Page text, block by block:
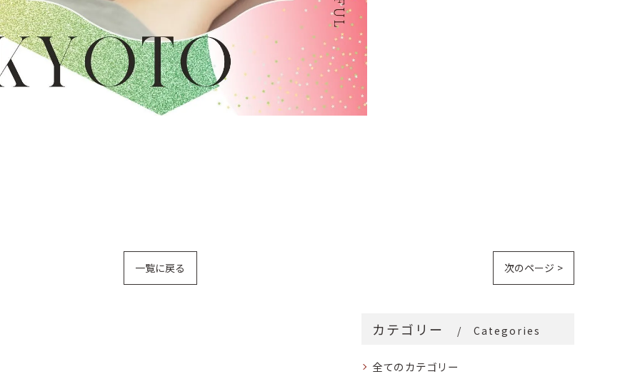
一覧に戻る 次のページ >
カテゴリー Categories
全てのカテゴリー